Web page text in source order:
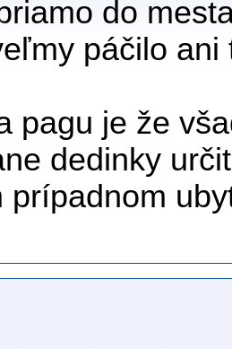
do
páčilo
pagu je že
dedinky
prípadnom